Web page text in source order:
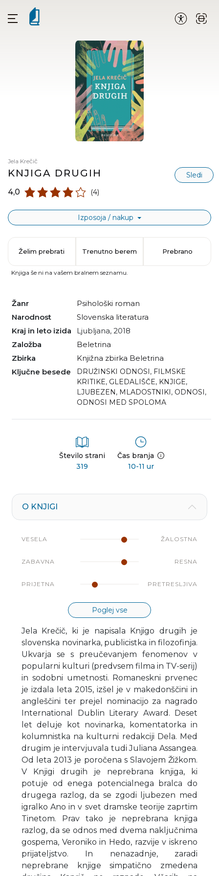
Jela Krečič
KNJIGA DRUGIH Sledi
4,0 (4)
Izposoja / nakup
Žanr
psihološki roman
Narodnost
slovenska literatura
Kraj in leto izida
Ljubljana, 2018
Založba
Beletrina
Zbirka
Knjižna zbirka Beletrina
Ključne besede
DRUŽINSKI ODNOSI, FILMSKE
KRITIKE, GLEDALIŠČE, KNJIGE,
LJUBEZEN, MLADOSTNIKI, ODNOSI,
ODNOSI MED SPOLOMA
Število strani
319
Čas branja
10-11 ur
Želim prebrati Trenutno berem Prebrano
Knjiga še ni na vašem bralnem seznamu.
O KNJIGI
VESELA ŽALOSTNA
ZABAVNA RESNA
PRIJETNA PRETRESLJIVA
Poglej vse
Jela Krečič, ki je napisala Knjigo drugih je
slovenska novinarka, publicistka in filozofinja.
Ukvarja se s preučevanjem fenomenov v
popularni kulturi (predvsem filma in TV-serij)
in sodobni umetnosti. Romaneskni prvenec
je izdala leta 2015, izšel je v makedonščini in
angleščini ter prejel nominacijo za nagrado
International Dublin Literary Award. Deset
let deluje kot novinarka, komentatorka in
kolumnistka na kulturni redakciji Dela. Med
drugim je intervjuvala tudi Juliana Assangea.
Od leta 2013 je poročena s Slavojem Žižkom.
V Knjigi drugih je neprebrana knjiga, ki
potuje od enega potencialnega bralca do
drugega razlog, da se zgodi ljubezen med
igralko Ano in v svet dramske teorije zaprtim
Tinetom. Prav tako je neprebrana knjiga
razlog, da se odnos med dvema naključnima
gospema, Veroniko in Hedo, razvije v iskreno
prijateljstvo. In nenazadnje, zaradi
neprebrane knjige simpatično zmedena